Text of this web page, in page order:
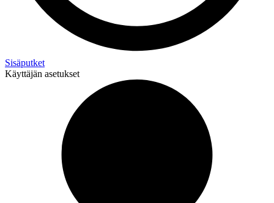
Sisäputket
Käyttäjän asetukset